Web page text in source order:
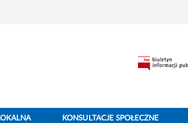
KONSULTACJE SPOŁECZNE